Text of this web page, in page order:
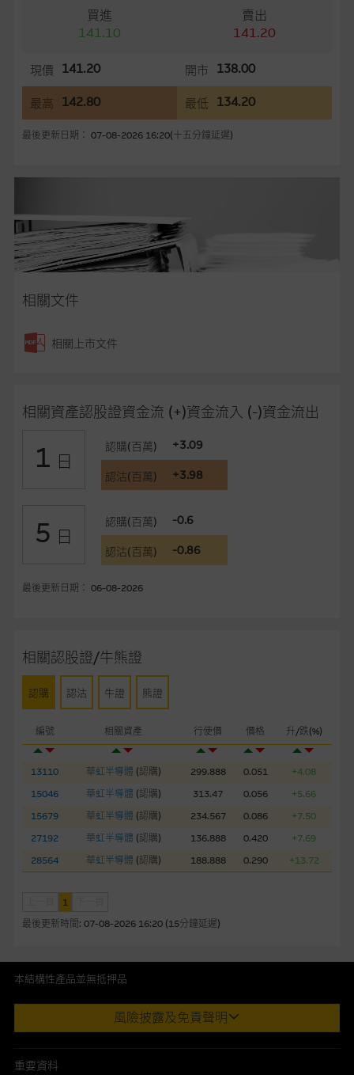
買進
141.10
賣出
141.20
現價 141.20 開市 138.00
最高 142.80 最低 134.20
最後更新日期： 07-08-2026 16:20(十五分鐘延遲)
相關文件
相關上市文件
相關資產認股證資金流 (+)資金流入 (-)資金流出
1 日
認購(百萬) +3.09
認沽(百萬) +3.98
5 日
認購(百萬) -0.6
認沽(百萬) -0.86
最後更新日期： 06-08-2026
相關認股證/牛熊證
認購 認沽 牛證 熊證
編號 相關資產 行使價 價格 升/跌(%)
13110 華虹半導體 (認購) 299.888 0.051
+4.08
15046
華虹半導體 (認購) 313.47 0.056
+5.66
15679
華虹半導體 (認購) 234.567 0.086
+7.50
27192
華虹半導體 (認購) 136.888 0.420
+7.69
28564
華虹半導體 (認購) 188.888 0.290 +13.72
1
最後更新時間: 07-08-2026 16:20 (15分鐘延遲)
言，網站內容可能未必完整或準確。麥格理集團不會，亦沒有義
務更新網站內容，或修正任何其後變為明顯失實之地方。網站內
知。
數而預備的，不構成我們提出的意見。所用假設及參數並非唯一
而，麥格理集團不作陳述，亦不保證網站內容在任何用途上均完
整、可靠、準確、合時或適合，亦不為資料的準確程度、完整性
及合時性負上責任，除非這是有關適用的的法律及/或法規所規
買或銷售任何證券、貸款或其他工具。網站內容由麥格理集團所
準備的資料編製而成，但不包括麥格理集團職員所知的資料。
在法律最大許可的情況下，麥格理集團及其任何相關公司或其董
事、高層職員、僱員或代理人不作陳述，亦不保證網站內容，或
任何與本網站相連結的第三者網站，在任何用途方面均可靠、完
整、合時及準確，對任何因任何形式(包括疏忽)由於網站內容的
錯誤、失實、遺漏、或任何人士對網站內容的依賴而導致的損失
本使用條款的所有方面均受香港法例管限。
結構性產品並無抵押品，如發行人無力償債或違約，投資者可能
股份有限公司可能是唯一報價方。閣下應閱讀載于
www.warrants.com.hk
自行評估箇中風險。如有需要，請徵詢獨立之專業意見。牛熊證
備有強制贖回機制可能被提早終止，届時(i) N類牛熊證投資者會
損失全部投資；而(ii)R類牛熊證之剩餘價值則可能為零。
本網站或載有連接非由麥格理集團管理的網站的連結。此等連結
理集團對此等網站的內容及所介紹的產品或服務，均無任何操控
權，因此對此等網站的內容及所介紹服務或產品是否準確或合
適，不作任何聲明。麥格理集團建議閣下自行向本網站述及或連
接的第三者查詢。此外，載有第三者網站的連結，不應視為該第
三者推介本網站。
本網站雖連接第三者管理的網站，但麥格理集團並非授權網站瀏
經由本網站接觸到的軟件應用
部分可經本網站連結下載的軟件程式屬於第三者的產品。閣下使
受軟件持有人訂出的使用條款約束。
本結構性產品並無抵押品
此內容來自我們在所示日期時認為可靠之來源，且均以真誠提供。然
而，Macquarie Capital Limited (CE No. AAC 534)(「 MCL 」)不作陳
亦不為資料的準確程度、完整性及合時性負上責任。
風險披露及免責聲明
重要資料